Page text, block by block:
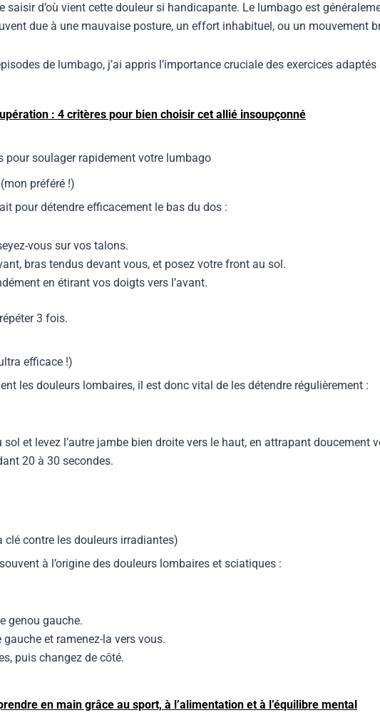
saisir d’où vient cette douleur si handicapante. Le lumbago est
due à une mauvaise posture, un effort inhabituel, ou un mouvement
de lumbago, j’ai appris l’importance cruciale des exercices
: 4 critères pour bien choisir cet allié insoupçonné
pour soulager rapidement votre lumbago
préféré !)
pour détendre efficacement le bas du dos :
vous sur vos talons.
bras tendus devant vous, et posez votre front au sol.
en étirant vos doigts vers l’avant.
3 fois.
efficace !)
les douleurs lombaires, il est donc vital de les détendre régulièrement :
sol et levez l’autre jambe bien droite vers le haut, en attrapant doucement
20 à 30 secondes.
contre les douleurs irradiantes)
à l’origine des douleurs lombaires et sciatiques :
genou gauche.
gauche et ramenez-la vers vous.
puis changez de côté.
en main grâce au sport, à l’alimentation et à l’équilibre mental